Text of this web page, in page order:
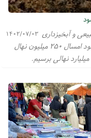
۱۴۰۲/۰۷/۰۳ طبیعی و آبخیزداری
و نهالستانهای موقت در کشور پیش بینی می شود امسال ۲۵۰ میلیون نهال
نهالی برسیم.